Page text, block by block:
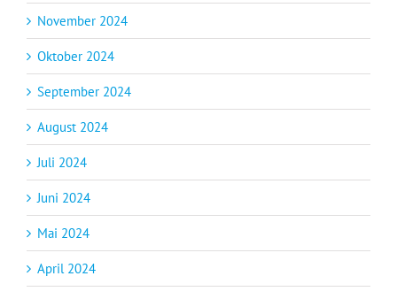
November 2024
Oktober 2024
September 2024
August 2024
Juli 2024
Juni 2024
Mai 2024
April 2024